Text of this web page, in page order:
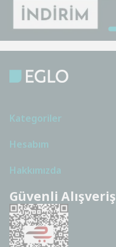
Kategoriler
Hesabım
Hakkımızda
Güvenli Alışveriş